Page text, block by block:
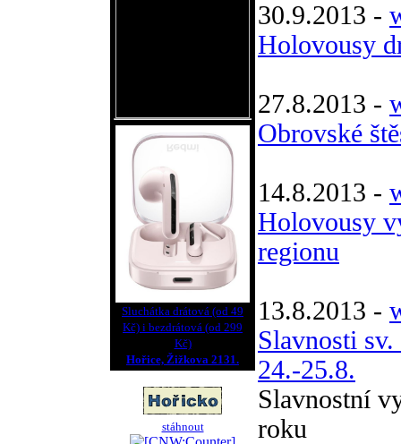
Sluchátka drátová (od 49
Kč) i bezdrátová (od 299
Kč)
Hořice, Žižkova 2131.
stáhnout
30.9.2013 -
Holovousy
27.8.2013 -
Obrovské
14.8.2013 -
Holovousy
regionu
13.8.2013 -
Slavnosti
24.-25.8.
Slavnostní
roku